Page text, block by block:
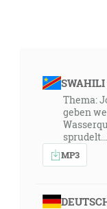
SWAHILI
Thema:
geben
MP3